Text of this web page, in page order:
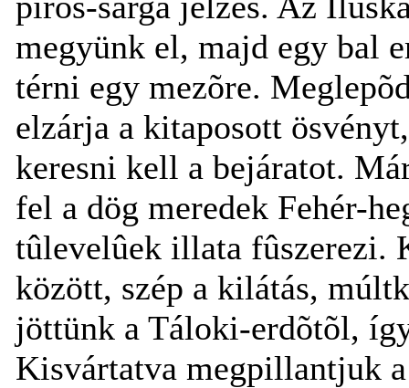
megyünk el, majd egy bal
térni egy mezõre.
elzárja a kitaposott
keresni kell a bejáratot.
fel a dög meredek Fehér-
tûlevelûek illata fûszerezi.
között, szép a kilátás,
jöttünk a Táloki-erdõtõl,
Kisvártatva megpillantjuk a